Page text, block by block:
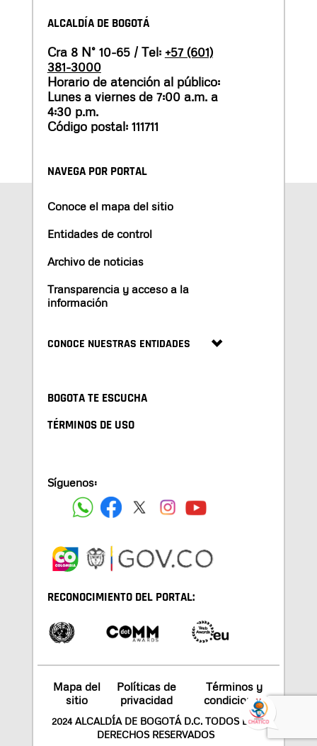
ALCALDÍA DE BOGOTÁ
Cra 8 N° 10-65 / Tel: +57 (601)
381-3000
Horario de atención al público:
Lunes a viernes de 7:00 a.m. a
4:30 p.m.
Código postal: 111711
NAVEGA POR PORTAL
Conoce el mapa del sitio
Entidades de control
Archivo de noticias
Transparencia y acceso a la
información
CONOCE NUESTRAS ENTIDADES
BOGOTA TE ESCUCHA
TÉRMINOS DE USO
Síguenos:
RECONOCIMIENTO DEL PORTAL:
Mapa del
sitio
Políticas de
privacidad
Términos y
condiciones
2024 ALCALDÍA DE BOGOTÁ D.C. TODOS LOS
DERECHOS RESERVADOS